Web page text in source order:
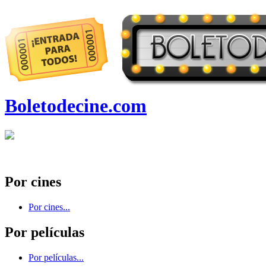
Boletodecine.com
Por cines
Por cines...
Por películas
Por películas...